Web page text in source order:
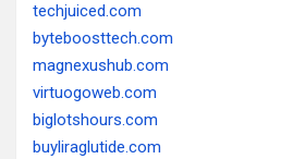
techjuiced.com
byteboosttech.com
magnexushub.com
virtuogoweb.com
biglotshours.com
buyliraglutide.com